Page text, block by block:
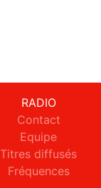
RADIO
Contact
Equipe
Titres diffusés
Fréquences